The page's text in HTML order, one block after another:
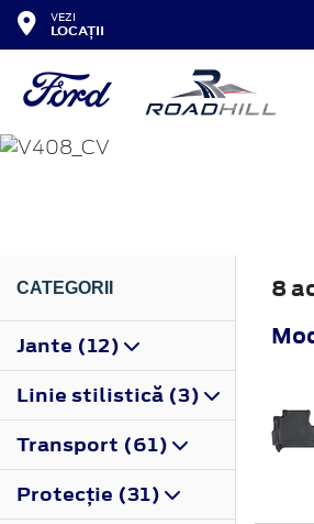
VEZI
LOCAȚII
TRANSIT
CATEGORII
Jante (12)
Linie stilistică (3)
Transport (61)
Protecţie (31)
8